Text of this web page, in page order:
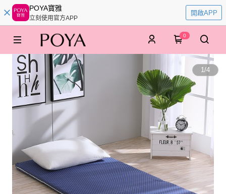
POYA寶雅
立刻使用官方APP
開啟APP
0
1/4